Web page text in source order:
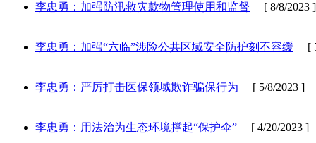
李忠勇：加强防汛救灾款物管理使用和监督 [ 8/8/2023 ]
李忠勇：加强“六临”涉险公共区域安全防护刻不容缓 [
李忠勇：严厉打击医保领域欺诈骗保行为 [ 5/8/2023 ]
李忠勇：用法治为生态环境撑起“保护伞” [ 4/20/2023 ]